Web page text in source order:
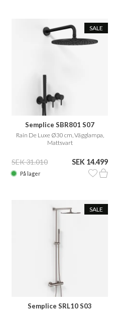
SALE
Semplice SBR801 S07
Rain De Luxe Ø30 cm, Vägglampa,
Mattsvart
SEK 31.010 SEK 14.499
På lager
SALE
Semplice SRL10 S03